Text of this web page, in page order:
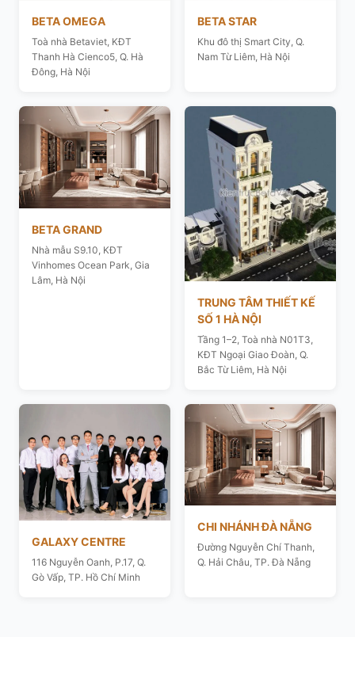
BETA OMEGA
Toà nhà Betaviet, KĐT
Thanh Hà Cienco5, Q. Hà
Đông, Hà Nội
BETA STAR
Khu đô thị Smart City, Q.
Nam Từ Liêm, Hà Nội
BETA GRAND
Nhà mẫu S9.10, KĐT
Vinhomes Ocean Park, Gia
Lâm, Hà Nội
TRUNG TÂM THIẾT KẾ
SỐ 1 HÀ NỘI
Tầng 1–2, Toà nhà N01T3,
KĐT Ngoại Giao Đoàn, Q.
Bắc Từ Liêm, Hà Nội
GALAXY CENTRE
116 Nguyễn Oanh, P.17, Q.
Gò Vấp, TP. Hồ Chí Minh
CHI NHÁNH ĐÀ NẴNG
Đường Nguyễn Chí Thanh,
Q. Hải Châu, TP. Đà Nẵng